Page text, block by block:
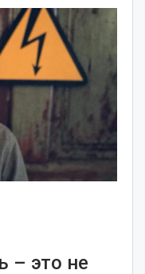
– это не